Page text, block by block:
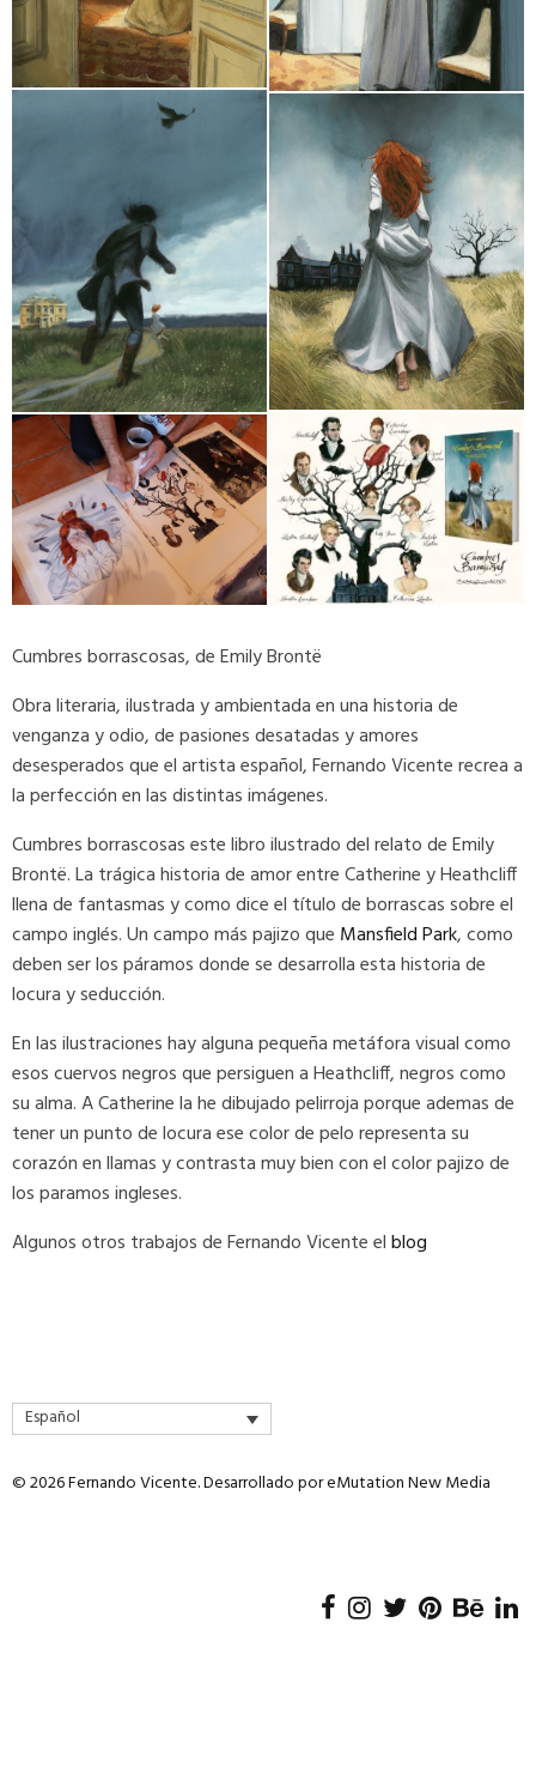
Cumbres borrascosas, de Emily Brontë
Obra literaria, ilustrada y ambientada en una historia de
venganza y odio, de pasiones desatadas y amores
desesperados que el artista español, Fernando Vicente recrea a
la perfección en las distintas imágenes.
Cumbres borrascosas este libro ilustrado del relato de Emily
Brontë. La trágica historia de amor entre Catherine y Heathcliff
llena de fantasmas y como dice el título de borrascas sobre el
campo inglés. Un campo más pajizo que Mansfield Park, como
deben ser los páramos donde se desarrolla esta historia de
locura y seducción.
En las ilustraciones hay alguna pequeña metáfora visual como
esos cuervos negros que persiguen a Heathcliff, negros como
su alma. A Catherine la he dibujado pelirroja porque ademas de
tener un punto de locura ese color de pelo representa su
corazón en llamas y contrasta muy bien con el color pajizo de
los paramos ingleses.
Algunos otros trabajos de Fernando Vicente elblog
Español
© 2026 Fernando Vicente. Desarrollado poreMutation New Media